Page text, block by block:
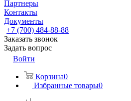
Партнеры
Контакты
Документы
+7 (700) 484-88-88
Заказать звонок
Задать вопрос
Войти
Корзина0
Избранные товары0